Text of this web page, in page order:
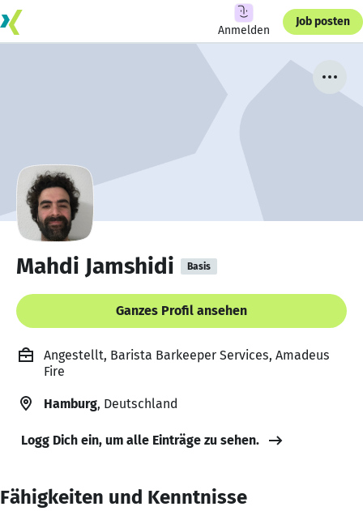
Anmelden
Job posten
Mahdi Jamshidi Basis
Ganzes Profil ansehen
Angestellt, Barista Barkeeper Services, Amadeus
Fire
Hamburg, Deutschland
Logg Dich ein, um alle Einträge zu sehen.
Fähigkeiten und Kenntnisse